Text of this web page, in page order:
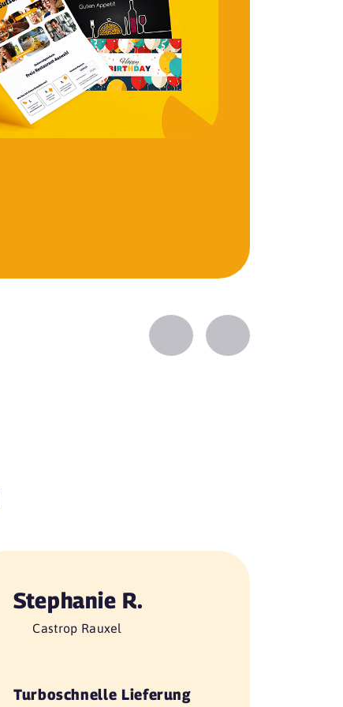
Zurück Vorwärts
Stephanie R.
Castrop Rauxel
Turboschnelle Lieferung